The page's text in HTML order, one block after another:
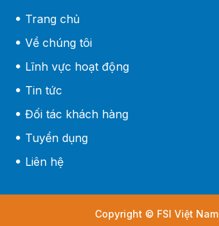
Trang chủ
Về chúng tôi
Lĩnh vực hoạt động
Tin tức
Đối tác khách hàng
Tuyển dụng
Liên hệ
Copyright © FSI Việt Nam